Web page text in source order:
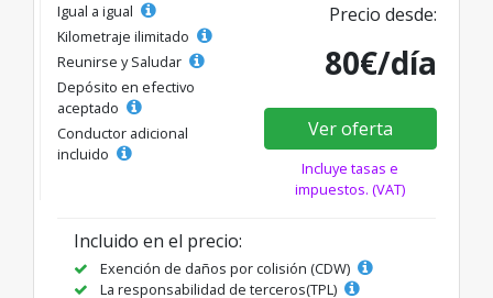
Igual a igual
Kilometraje ilimitado
Reunirse y Saludar
Depósito en efectivo
aceptado
Conductor adicional
incluido
Precio desde:
80€/día
Ver oferta
Incluye tasas e
impuestos. (VAT)
Incluido en el precio:
Exención de daños por colisión (CDW)
La responsabilidad de terceros(TPL)